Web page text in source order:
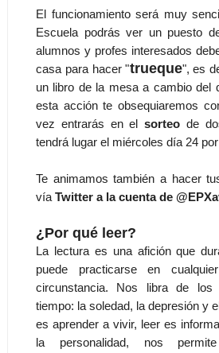
El funcionamiento será muy
Escuela podrás ver un puesto
alumnos y profes interesados
casa para hacer "trueque", es
un libro de la mesa a cambio del
esta acción te obsequiaremos
vez entrarás en elsorteo de
tendrá lugar el miércoles día 24
Te animamos también a hacer
vía Twitter a la cuenta de
¿Por qué leer?
La lectura es una afición que
puede practicarse en
circunstancia. Nos libra de los
tiempo: la soledad, la depresión y
es aprender a vivir, leer es
la personalidad, nos